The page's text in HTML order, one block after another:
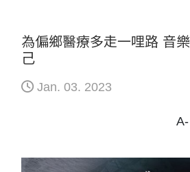
為偏鄉醫療多走一哩路 音
己
Jan. 03. 2023
A-